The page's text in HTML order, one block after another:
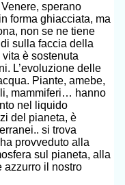
sperano
forma ghiacciata, ma
non se ne tiene
sulla faccia della
è sostenuta
L’evoluzione delle
Piante, amebe,
mammiferi… hanno
nel liquido
del pianeta, è
si trova
provveduto alla
sul pianeta, alla
azzurro il nostro